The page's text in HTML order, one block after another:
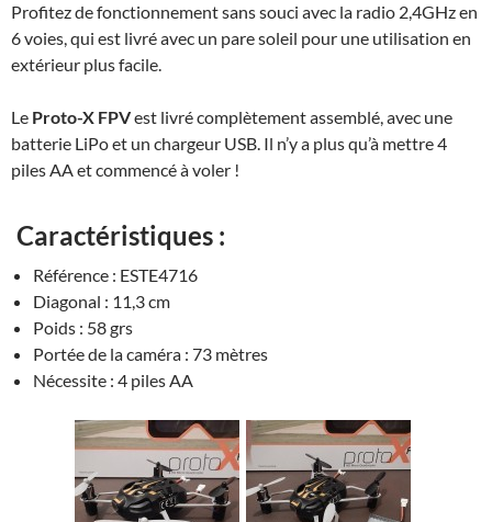
Profitez de fonctionnement sans souci avec la radio 2,4GHz en
6 voies, qui est livré avec un pare soleil pour une utilisation en
extérieur plus facile.
Le Proto-X FPVest livré complètement assemblé, avec une
batterie LiPo et un chargeur USB. Il n’y a plus qu’à mettre 4
piles AA et commencé à voler !
Caractéristiques :
Référence : ESTE4716
Diagonal : 11,3 cm
Poids : 58 grs
Portée de la caméra : 73 mètres
Nécessite : 4 piles AA